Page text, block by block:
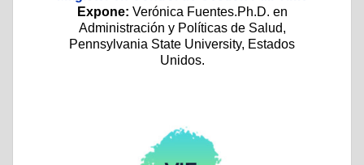
Expone: Verónica Fuentes.Ph.D. en
Administración y Políticas de Salud,
Pennsylvania State University, Estados
Unidos.